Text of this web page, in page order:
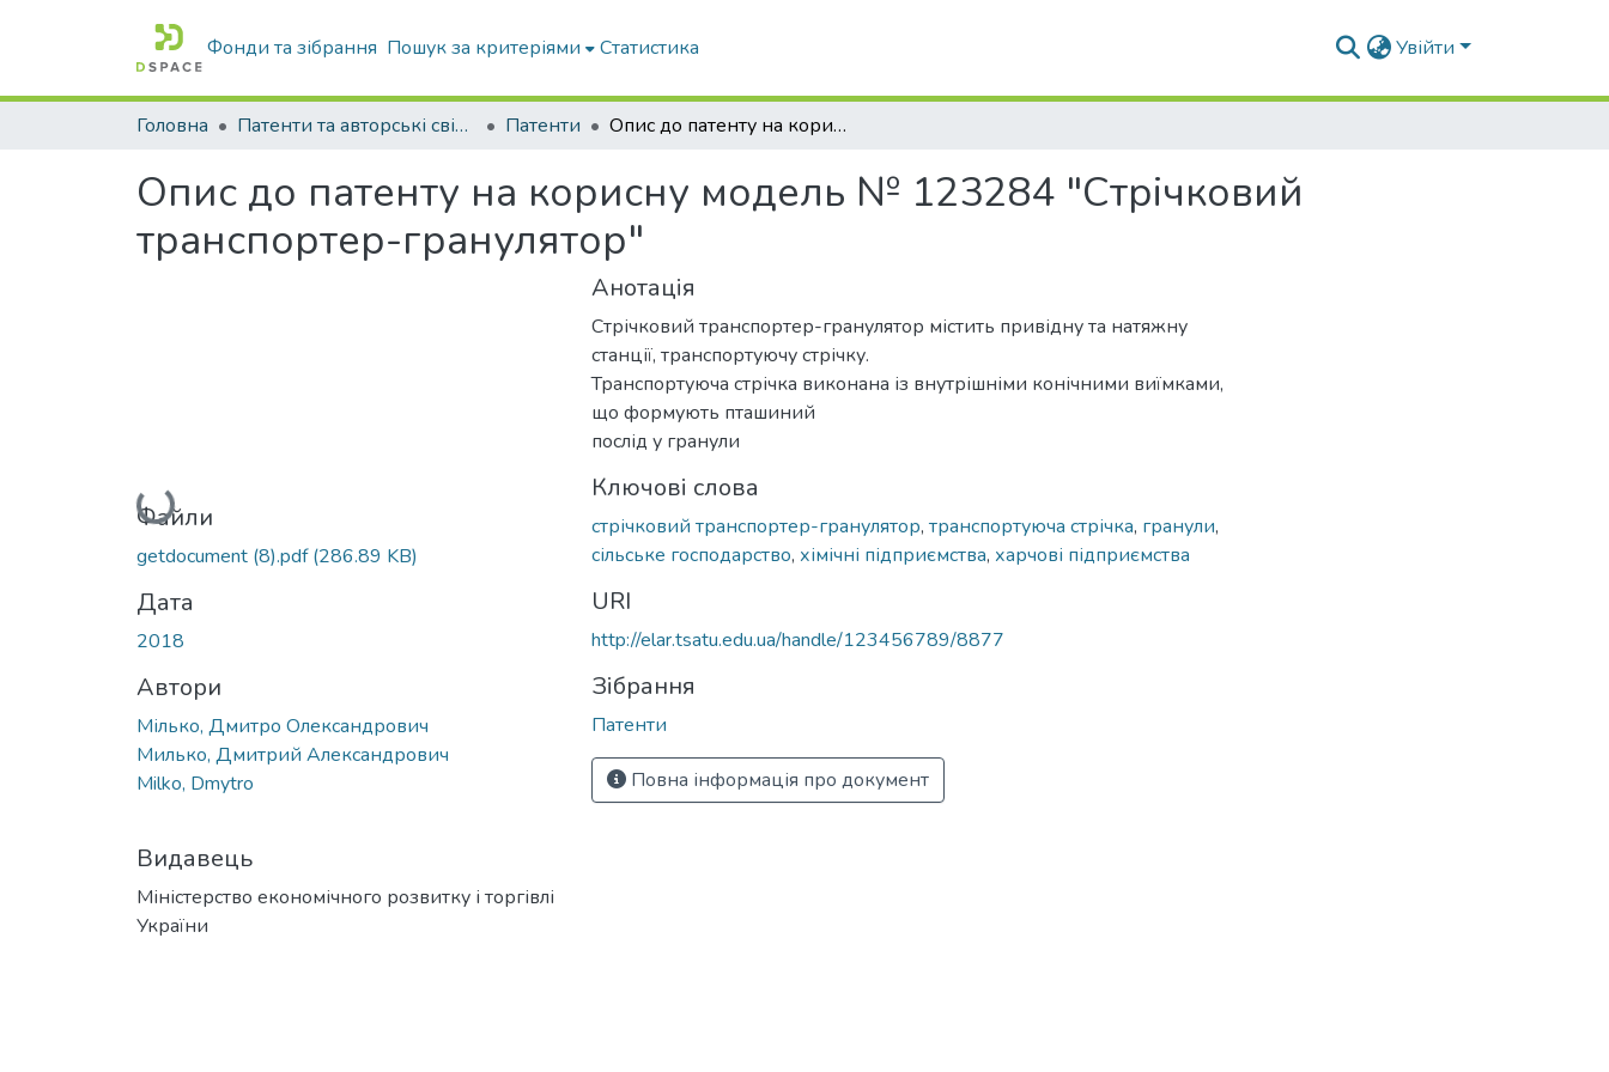
Фонди та зібрання Пошук за критеріями Статистика Увійти
Головна Патенти та авторські свідоцтва Патенти Опис до патенту на корисну модель № 123284 "Стрічковий транспортер-гранулятор"
Опис до патенту на корисну модель № 123284 "Стрічковий
транспортер-гранулятор"
Вантажиться...
Файли
getdocument (8).pdf(286.89 KB)
Дата
2018
Автори
Мілько, Дмитро Олександрович
Милько, Дмитрий Александрович
Milko, Dmytro
Видавець
Міністерство економічного розвитку і торгівлі
України
Анотація
Стрічковий транспортер-гранулятор містить привідну та натяжну
станції, транспортуючу стрічку.
Транспортуюча стрічка виконана із внутрішніми конічними виїмками,
що формують пташиний
послід у гранули
Ключові слова
стрічковий транспортер-гранулятор, транспортуюча стрічка, гранули,
сільське господарство, хімічні підприємства, харчові підприємства
URI
http://elar.tsatu.edu.ua/handle/123456789/8877
Зібрання
Патенти
Повна інформація про документ